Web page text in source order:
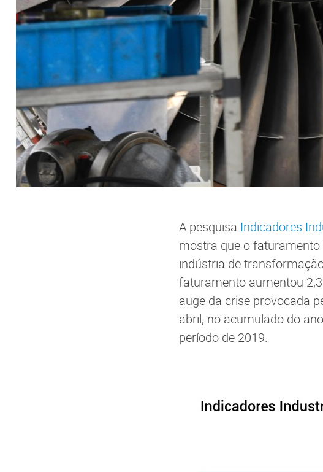
A pesquisa Indicadores
mostra que o
indústria de
faturamento aumentou
auge da crise provocada
abril, no acumulado do
período de 2019.